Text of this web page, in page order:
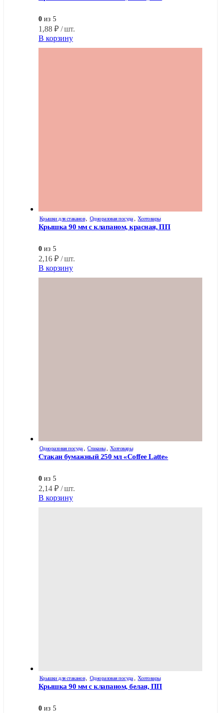
0 из 5
1,88 ₽ / шт.
В корзину
Крышки для стаканов Одноразовая посуда Хозтовары
Крышка 90 мм с клапаном, красная, ПП
0 из 5
2,16 ₽ / шт.
В корзину
Одноразовая посуда Стаканы Хозтовары
Стакан бумажный 250 мл «Coffee Latte»
0 из 5
2,14 ₽ / шт.
В корзину
Крышки для стаканов Одноразовая посуда Хозтовары
Крышка 90 мм с клапаном, белая, ПП
0 из 5